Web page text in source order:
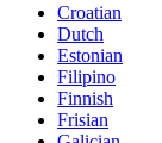
Croatian
Dutch
Estonian
Filipino
Finnish
Frisian